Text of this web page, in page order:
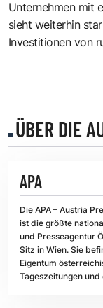
Unternehmen mit
sieht weiterhin
Investitionen von
ÜBER DIE
APA
Die APA – Austria
ist die größte
und Presseagentur
Sitz in Wien. Sie
Eigentum
Tageszeitungen und